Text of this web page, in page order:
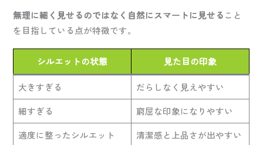
無理に細く見せるのではなく自然にスマートに見せること
を目指している点が特徴です。
シルエットの状態 見た目の印象
大きすぎる
だらしなく見えやすい
細すぎる
窮屈な印象になりやすい
適度に整ったシルエット
清潔感と上品さが出やすい